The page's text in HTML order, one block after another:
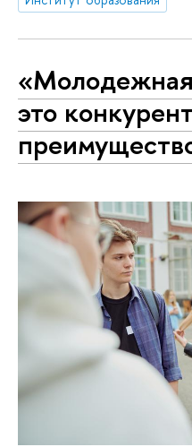
это